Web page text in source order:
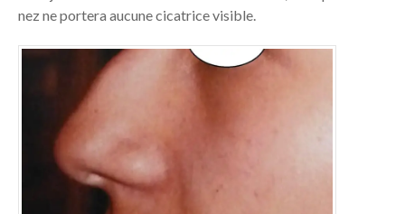
nez ne portera aucune cicatrice visible.